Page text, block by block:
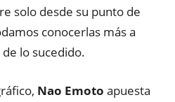
solo desde su punto de
conocerlas más a
lo sucedido.
Nao Emoto apuesta